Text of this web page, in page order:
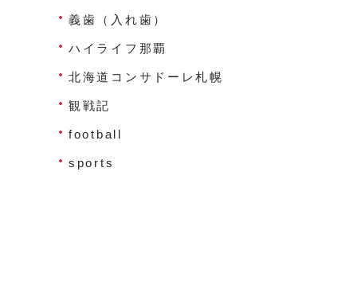
義歯（入れ歯）
ハイライフ那覇
北海道コンサドーレ札幌
観戦記
football
sports